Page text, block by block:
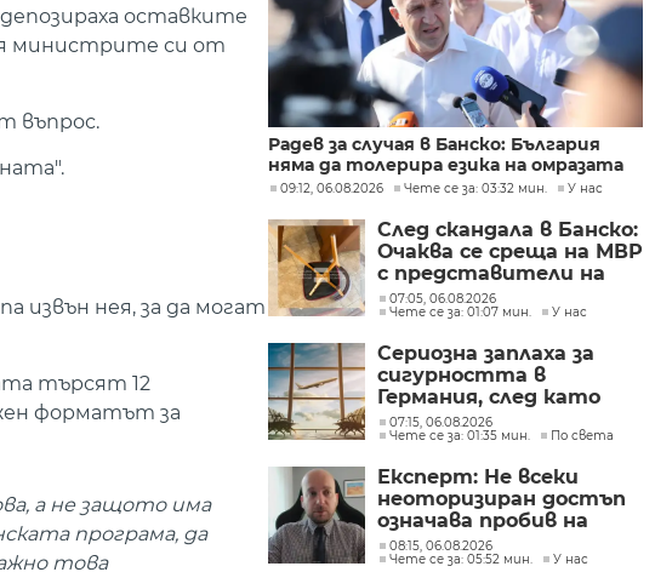
оставките
министрите си от
въпрос.
извън нея, за да могат
търсят 12
форматът за
а не защото има
програма, да
това
Радев за случая в Банско: България
няма да толерира езика на омразата
09:12, 06.08.2026 Чете се за: 03:32 мин. У нас
След скандала в Банско:
Очаква се среща на МВР
с представители на
„Шалом“
07:05, 06.08.2026
Чете се за: 01:07 мин.
У нас
Сериозна заплаха за
сигурността в
Германия, след като
дрон беше намерен на
летището в Лайпциг
07:15, 06.08.2026
Чете се за: 01:35 мин.
По света
Експерт: Не всеки
неоторизиран достъп
означава пробив на
данни, но показва
сериозни пропуски в
08:15, 06.08.2026
Чете се за: 05:52 мин.
У нас